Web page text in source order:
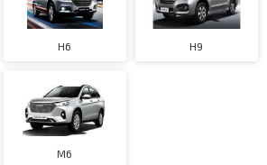
H6 H9
M6